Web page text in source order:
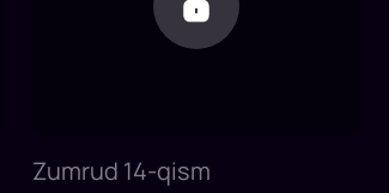
Zumrud 14-qism